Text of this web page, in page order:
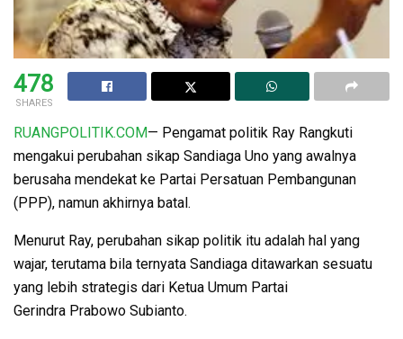
478
SHARES
RUANGPOLITIK.COM— Pengamat politik Ray Rangkuti
mengakui perubahan sikap Sandiaga Uno yang awalnya
berusaha mendekat ke Partai Persatuan Pembangunan
(PPP), namun akhirnya batal.
Menurut Ray, perubahan sikap politik itu adalah hal yang
wajar, terutama bila ternyata Sandiaga ditawarkan sesuatu
yang lebih strategis dari Ketua Umum Partai
Gerindra Prabowo Subianto.